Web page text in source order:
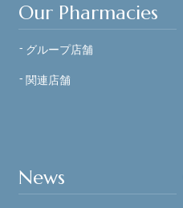
Our Pharmacies
グループ店舗
関連店舗
News